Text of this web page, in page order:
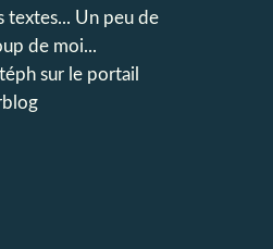
textes... Un peu de
de moi...
sur le portail